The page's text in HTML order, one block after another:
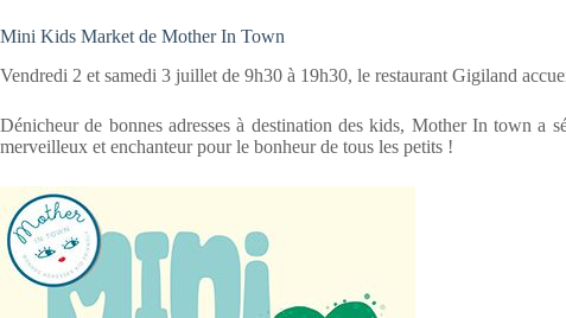
Mini Kids Market de Mother In Town
Vendredi 2 et samedi 3 juillet de 9h30 à 19h30, le restaurant Gigiland
Dénicheur de bonnes adresses à destination des kids, Mother In town a
merveilleux et enchanteur pour le bonheur de tous les petits !